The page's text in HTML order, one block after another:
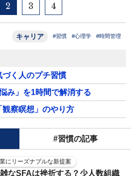
2 3 4
キャリア #習慣 #心理学 #時間管理
く人のプチ習慣
み」を1時間で解消する
察瞑想」のやり方
#習慣の記事
にリーズナブルな新提案
なSFAは挫折する？少人数組織